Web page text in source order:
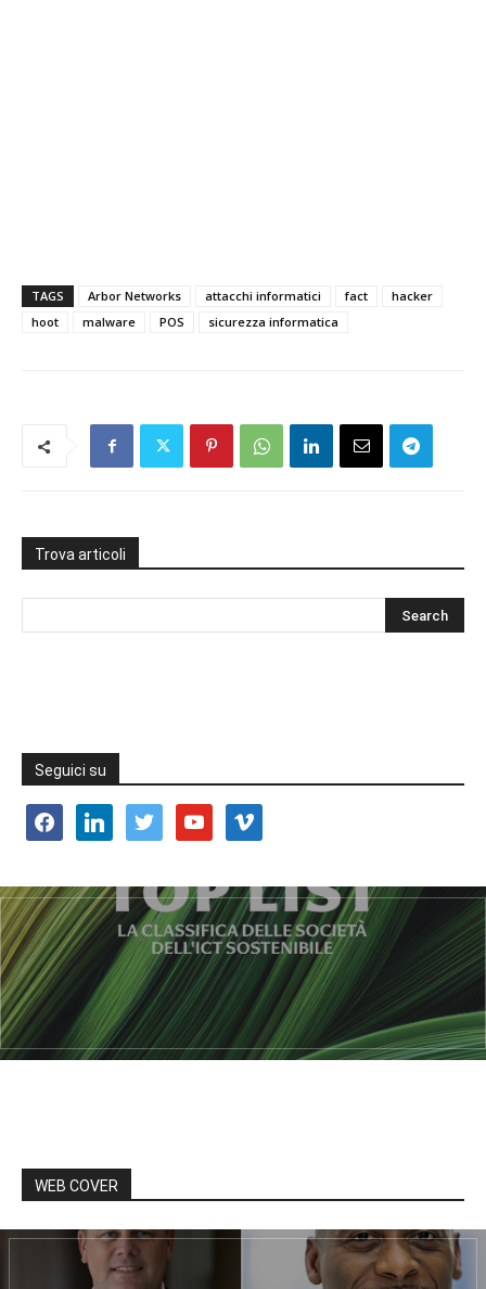
TAGS Arbor Networks attacchi informatici fact
hacker
hoot
malware POS sicurezza informatica
Trova articoli
Seguici su
facebooklinkedin twitter youtube vimeo
WEB COVER